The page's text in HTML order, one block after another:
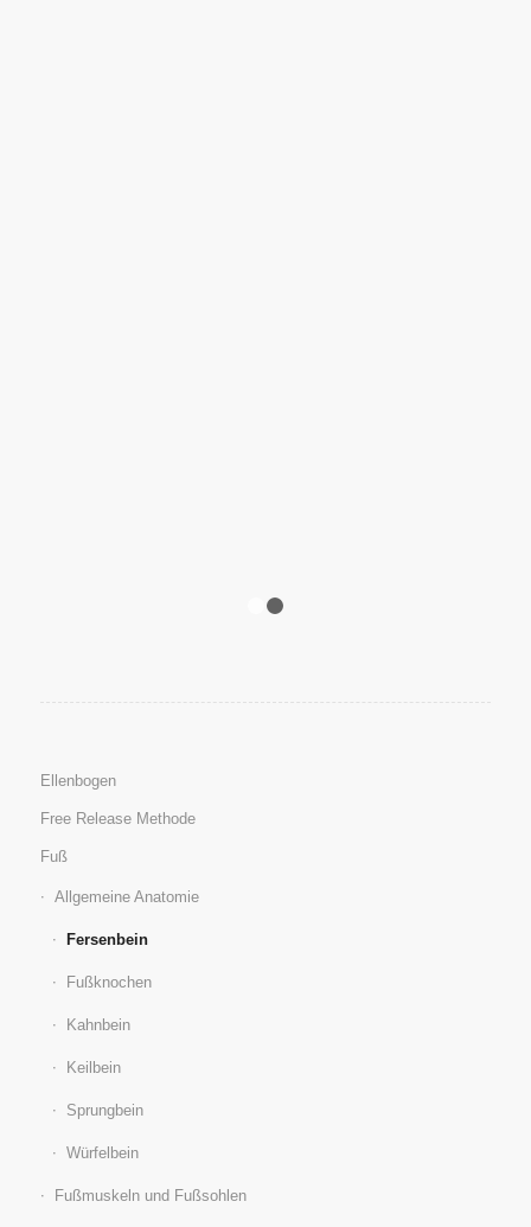
Ellenbogen
Free Release Methode
Fuß
Allgemeine Anatomie
Fersenbein
Fußknochen
Kahnbein
Keilbein
Sprungbein
Würfelbein
Fußmuskeln und Fußsohlen